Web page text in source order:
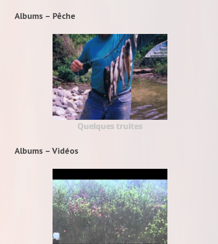
Albums – Pêche
Quelques truites
Albums – Vidéos